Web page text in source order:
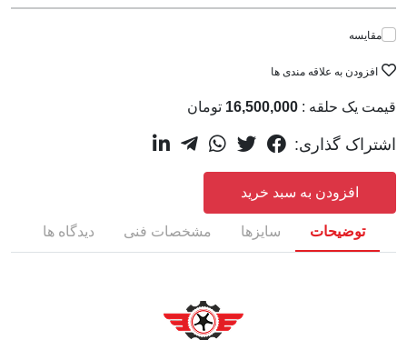
مقایسه
افزودن به علاقه مندی ها
قیمت یک حلقه : 16,500,000 تومان
اشتراک گذاری:
افزودن به سبد خرید
توضیحات سایزها مشخصات فنی دیدگاه ها